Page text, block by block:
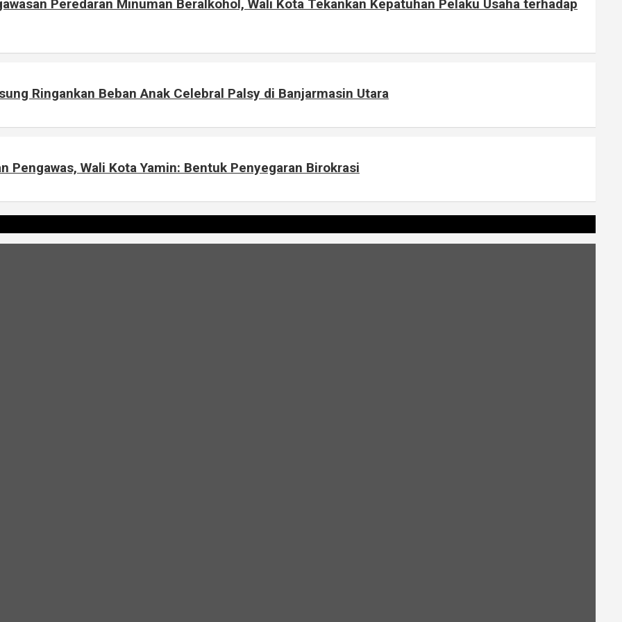
Peredaran Minuman Beralkohol, Wali Kota Tekankan Kepatuhan Pelaku Usaha terhadap
Ringankan Beban Anak Celebral Palsy di Banjarmasin Utara
Pengawas, Wali Kota Yamin: Bentuk Penyegaran Birokrasi